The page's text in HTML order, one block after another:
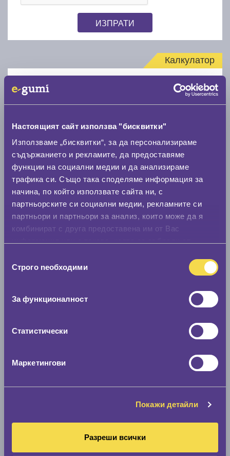
Настоящият сайт използва "бисквитки"
Използваме „бисквитки“, за да персонализираме
съдържанието и рекламите, да предоставяме
функции на социални медии и да анализираме
трафика си. Също така споделяме информация за
начина, по който използвате сайта ни, с
партньорските си социални медии, рекламните си
партньори и партньори за анализ, които може да я
комбинират с друга предоставена им от Вас
наСтрого nеобходими
За функционалност
Статистически
Маркетингови
Покажи детайли
Разреши всички
ИЗПРАТИ
Калкулатор
Нов размер
Модел